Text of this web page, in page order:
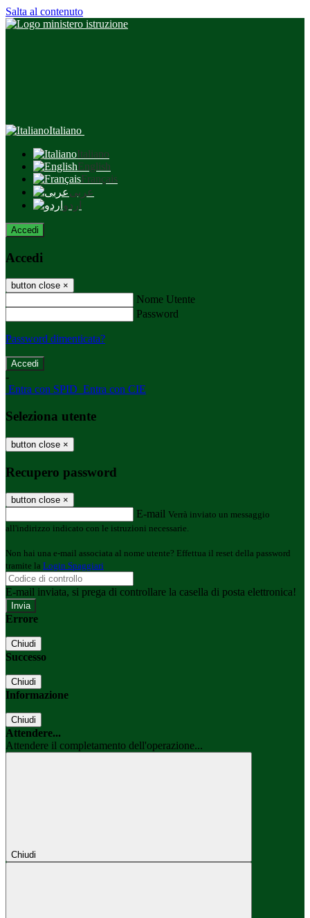
Salta al contenuto
Italiano
Italiano
English
Français
عربى
اردو
Accedi
Accedi
button close ×
Nome Utente
Password
Password dimenticata?
-
Entra con SPID Entra con CIE
Seleziona utente
button close ×
Recupero password
button close ×
E-mail Verrà inviato un messaggio
all'indirizzo indicato con le istruzioni necessarie.
Non hai una e-mail associata al nome utente? Effettua il reset della password
tramite la Login Spaggiari
E-mail inviata, si prega di controllare la casella di posta elettronica!
Errore
Chiudi
Successo
Chiudi
Informazione
Chiudi
Attendere...
Attendere il completamento dell'operazione...
Chiudi